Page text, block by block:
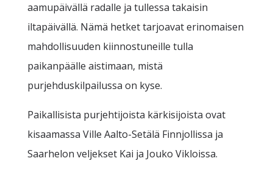
aamupäivällä radalle ja tullessa takaisin
iltapäivällä. Nämä hetket tarjoavat erinomaisen
mahdollisuuden kiinnostuneille tulla
paikanpäälle aistimaan, mistä
purjehduskilpailussa on kyse.
Paikallisista purjehtijoista kärkisijoista ovat
kisaamassa Ville Aalto-Setälä Finnjollissa ja
Saarhelon veljekset Kai ja Jouko Vikloissa.